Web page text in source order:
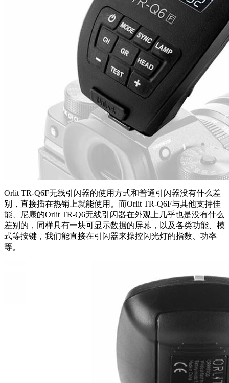
Orlit TR-Q6F无线引闪器的使用方式和普通引闪器没有什么差
别，直接插在热销上就能使用。而Orlit TR-Q6F与其他支持佳
能、尼康的Orlit TR-Q6无线引闪器在外观上几乎也是没有什么
差别的，同样具有一块可显示数据的屏幕，以及各类功能、模
式等按键，我们能直接在引闪器来操控闪光灯的指数、功率
等。